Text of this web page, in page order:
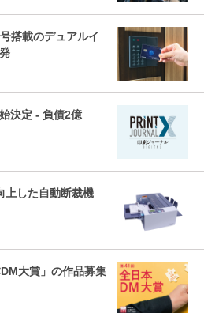
搭載のデュアルイ
決定 - 負債2億
上した自動断裁機
大賞」の作品募集